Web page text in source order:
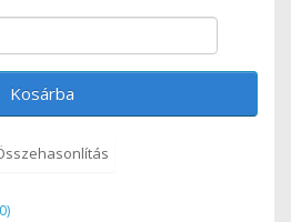
Kosárba